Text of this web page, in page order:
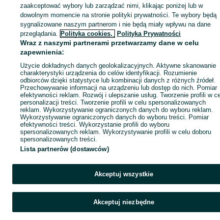
KATEGORIA
ID:830071585 Wyświetlenia:
Zadzwoń / SMS
zaakceptować wybory lub zarządzać nimi, klikając poniżej lub w
dowolnym momencie na stronie polityki prywatności. Te wybory będą
sygnalizowane naszym partnerom i nie będą miały wpływu na dane
przeglądania. Polityka cookies, Polityka Prywatności
Wraz z naszymi partnerami przetwarzamy dane w celu
zapewnienia:
Użycie dokładnych danych geolokalizacyjnych. Aktywne skanowanie
charakterystyki urządzenia do celów identyfikacji. Rozumienie
odbiorców dzięki statystyce lub kombinacji danych z różnych źródeł.
Przechowywanie informacji na urządzeniu lub dostęp do nich. Pomiar
efektywności reklam. Rozwój i ulepszanie usług. Tworzenie profili w
personalizacji treści. Tworzenie profili w celu spersonalizowanych
reklam. Wykorzystywanie ograniczonych danych do wyboru reklam.
Wykorzystywanie ograniczonych danych do wyboru treści. Pomiar
efektywności treści. Wykorzystanie profili do wyboru
spersonalizowanych reklam. Wykorzystywanie profili w celu doboru
spersonalizowanych treści.
Lista partnerów (dostawców)
Akceptuj wszystkie
Akceptuj niezbędne